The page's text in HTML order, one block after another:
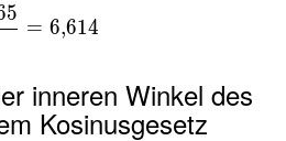
5
= 6,614
inneren Winkel des
Kosinusgesetz